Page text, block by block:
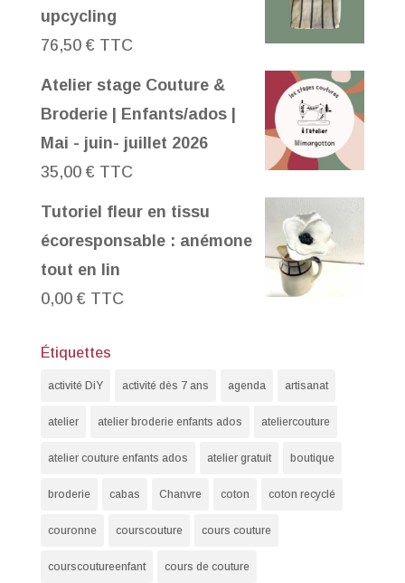
upcycling
76,50 € TTC
Atelier stage Couture &
Broderie | Enfants/ados |
Mai - juin- juillet 2026
35,00 € TTC
Tutoriel fleur en tissu
écoresponsable : anémone
tout en lin
0,00 € TTC
Étiquettes
activité DiY activité dès 7 ans agenda artisanat
atelier atelier broderie enfants ados ateliercouture
atelier couture enfants ados atelier gratuit boutique
broderie cabas Chanvre coton coton recyclé
couronne courscouture cours couture
courscoutureenfant cours de couture